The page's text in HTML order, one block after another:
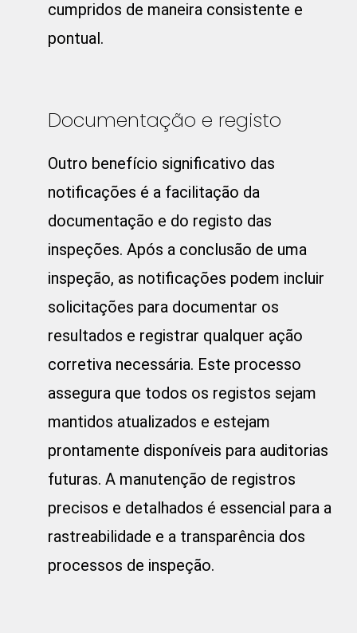
cumpridos de maneira consistente e
pontual.
Documentação e registo
Outro benefício significativo das
notificações é a facilitação da
documentação e do registo das
inspeções. Após a conclusão de uma
inspeção, as notificações podem incluir
solicitações para documentar os
resultados e registrar qualquer ação
corretiva necessária. Este processo
assegura que todos os registos sejam
mantidos atualizados e estejam
prontamente disponíveis para auditorias
futuras. A manutenção de registros
precisos e detalhados é essencial para a
rastreabilidade e a transparência dos
processos de inspeção.